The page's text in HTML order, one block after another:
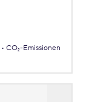
CO₂-Emissionen